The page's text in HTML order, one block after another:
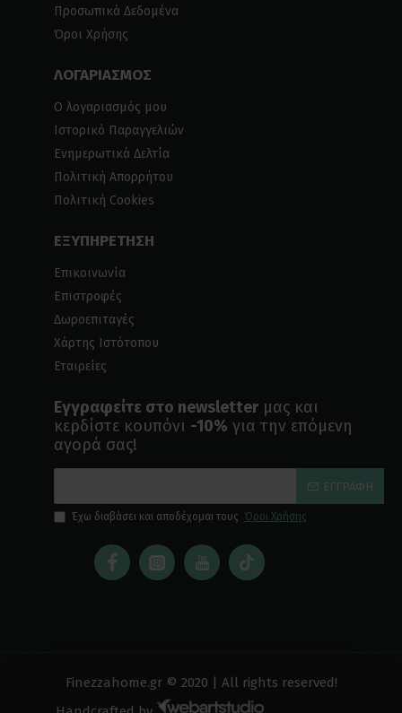
Προσωπικά Δεδομένα
Όροι Χρήσης
ΛΟΓΑΡΙΑΣΜΟΣ
Ο λογαριασμός μου
Ιστορικό Παραγγελιών
Ενημερωτικά Δελτία
Πολιτική Απορρήτου
Πολιτική Cookies
ΕΞΥΠΗΡΕΤΗΣΗ
Επικοινωνία
Επιστροφές
Δωροεπιταγές
Χάρτης Ιστότοπου
Εταιρείες
Εγγραφείτε στο newsletter μας και
κερδίστε κουπόνι -10% για την επόμενη
αγορά σας!
ΕΓΓΡΑΦΉ
Έχω διαβάσει και αποδέχομαι τους Όροι Χρήσης
Finezzahome.gr © 2020 | All rights reserved!